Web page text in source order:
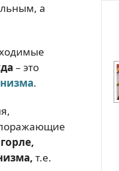
а
– это
.
поражающие
т.е.